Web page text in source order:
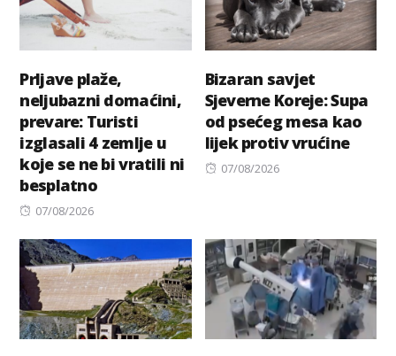
Prljave plaže,
neljubazni domaćini,
prevare: Turisti
izglasali 4 zemlje u
koje se ne bi vratili ni
besplatno
Posted
07/08/2026
Bizaran savjet
Sjeverne Koreje: Supa
od psećeg mesa kao
lijek protiv vrućine
Posted
07/08/2026